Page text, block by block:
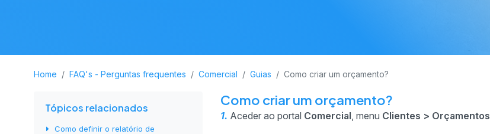
Home FAQ's - Perguntas frequentes Comercial Guias Como criar um orçamento?
Tópicos relacionados
Como definir o relatório de
Como criar um orçamento?
1. Aceder ao portal Comercial, menu Clientes > Orçamentos